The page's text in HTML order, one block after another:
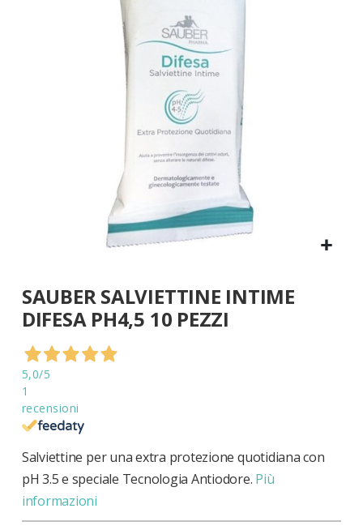
all'inizio
della
galleria
immagini
SAUBER SALVIETTINE INTIME
DIFESA PH4,5 10 PEZZI
5,0/5
1
recensioni
Salviettine per una extra protezione quotidiana con
pH 3.5 e speciale Tecnologia Antiodore. Più
informazioni